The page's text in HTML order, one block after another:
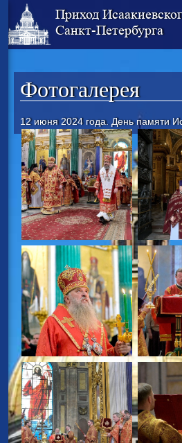
Приход
Санкт-Петербурга
Фотогалерея
12 июня 2024 года. День памяти